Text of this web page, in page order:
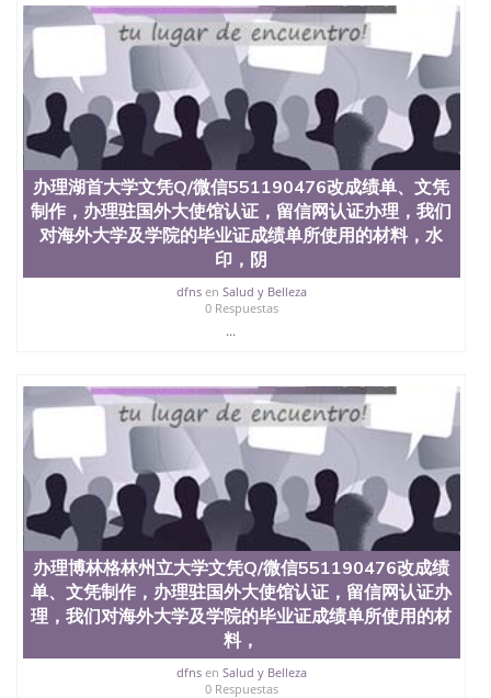
办理湖首大学文凭Q/微信551190476改成绩单、文凭
制作，办理驻国外大使馆认证，留信网认证办理，我们
对海外大学及学院的毕业证成绩单所使用的材料，水
印，阴
dfnsen Salud y Belleza
0 Respuestas
...
办理博林格林州立大学文凭Q/微信551190476改成绩
单、文凭制作，办理驻国外大使馆认证，留信网认证办
理，我们对海外大学及学院的毕业证成绩单所使用的材
料，
dfnsen Salud y Belleza
0 Respuestas